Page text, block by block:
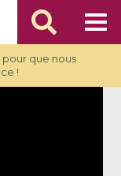
pour que nous
!